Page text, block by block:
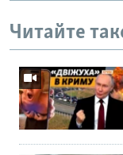
Читайте